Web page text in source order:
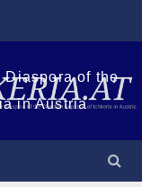
Diaspora of the
in Austria